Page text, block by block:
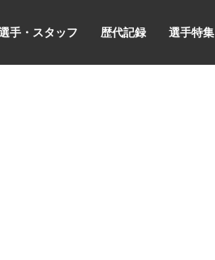
手・スタッフ 歴代記録 選手特集